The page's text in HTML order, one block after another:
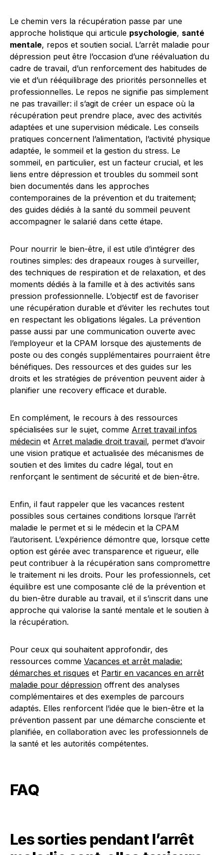
Le chemin vers la récupération passe par une
approche holistique qui articule psychologie, santé
mentale, repos et soutien social. L’arrêt maladie pour
dépression peut être l’occasion d’une réévaluation du
cadre de travail, d’un renforcement des habitudes de
vie et d’un rééquilibrage des priorités personnelles et
professionnelles. Le repos ne signifie pas simplement
ne pas travailler: il s’agit de créer un espace où la
récupération peut prendre place, avec des activités
adaptées et une supervision médicale. Les conseils
pratiques concernent l’alimentation, l’activité physique
adaptée, le sommeil et la gestion du stress. Le
sommeil, en particulier, est un facteur crucial, et les
liens entre dépression et troubles du sommeil sont
bien documentés dans les approches
contemporaines de la prévention et du traitement;
des guides dédiés à la santé du sommeil peuvent
accompagner le salarié dans cette étape.
Pour nourrir le bien-être, il est utile d’intégrer des
routines simples: des drapeaux rouges à surveiller,
des techniques de respiration et de relaxation, et des
moments dédiés à la famille et à des activités sans
pression professionnelle. L’objectif est de favoriser
une récupération durable et d’éviter les rechutes tout
en respectant les obligations légales. La prévention
passe aussi par une communication ouverte avec
l’employeur et la CPAM lorsque des ajustements de
poste ou des congés supplémentaires pourraient être
bénéfiques. Des ressources et des guides sur les
droits et les stratégies de prévention peuvent aider à
planifier une recovery efficace et durable.
En complément, le recours à des ressources
spécialisées sur le sujet, comme Arret travail infos
médecin et Arret maladie droit travail, permet d’avoir
une vision pratique et actualisée des mécanismes de
soutien et des limites du cadre légal, tout en
renforçant le sentiment de sécurité et de bien-être.
Enfin, il faut rappeler que les vacances restent
possibles sous certaines conditions lorsque l’arrêt
maladie le permet et si le médecin et la CPAM
l’autorisent. L’expérience démontre que, lorsque cette
option est gérée avec transparence et rigueur, elle
peut contribuer à la récupération sans compromettre
le traitement ni les droits. Pour les professionnels, cet
équilibre est une composante clé de la prévention et
du bien-être durable au travail, et il s’inscrit dans une
approche qui valorise la santé mentale et le soutien à
la récupération.
Pour ceux qui souhaitent approfondir, des
ressources comme Vacances et arrêt maladie:
démarches et risques et Partir en vacances en arrêt
maladie pour dépression offrent des analyses
complémentaires et des exemples de parcours
adaptés. Elles renforcent l’idée que le bien-être et la
prévention passent par une démarche consciente et
planifiée, en collaboration avec les professionnels de
la santé et les autorités compétentes.
FAQ
Les sorties pendant l’arrêt